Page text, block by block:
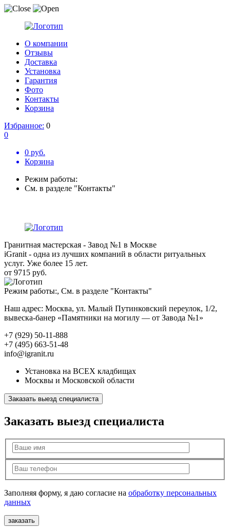
О компании
Отзывы
Доставка
Установка
Гарантия
Фото
Контакты
Корзина
Избранное: 0
0
0 руб.
Корзина
Режим работы:
См. в разделе "Контакты"
Гранитная мастерская - Завод №1 в Москве
iGranit - одна из лучших компаний в области ритуальных
услуг. Уже более 15 лет.
от 9715 руб.
Режим работы:, См. в разделе "Контакты"
Наш адрес: Москва, ул. Малый Путинковский переулок, 1/2,
вывеска-банер «Памятники на могилу — от Завода №1»
+7 (929) 50-11-888
+7 (495) 663-51-48
info@igranit.ru
Установка на ВСЕХ кладбищах
Москвы и Московской области
Заказать выезд специалиста
Заказать выезд специалиста
Заполняя форму, я даю согласие на обработку персональных
данных